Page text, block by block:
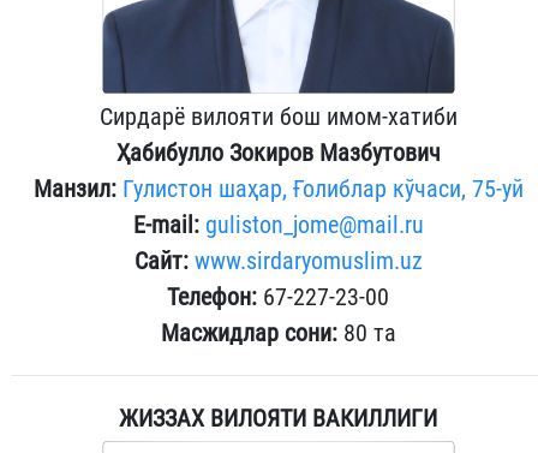
Сирдарё вилояти бош имом-хатиби
Ҳабибулло Зокиров Мазбутович
Манзил: Гулистон шаҳар, Ғолиблар кўчаси, 75-уй
E-mail: guliston_jome@mail.ru
Сайт: www.sirdaryomuslim.uz
Телефон: 67-227-23-00
Масжидлар сони:80 та
ЖИЗЗАХ ВИЛОЯТИ ВАКИЛЛИГИ